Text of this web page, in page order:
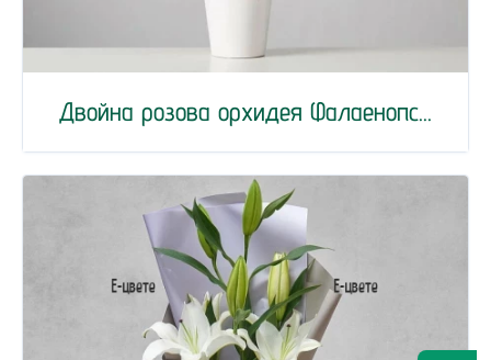
Двойна розова орхидея Фалаенопс...